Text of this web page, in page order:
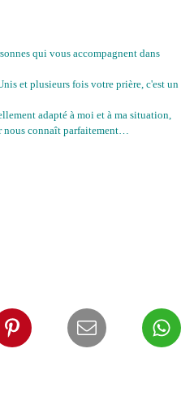
qui vous accompagnent dans
et plusieurs fois votre prière, c'est un
adapté à moi et à ma situation,
nous connaît parfaitement…